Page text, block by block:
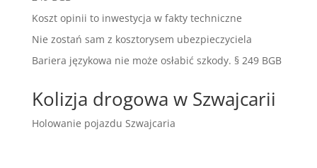
Koszt opinii to inwestycja w fakty techniczne
Nie zostań sam z kosztorysem ubezpieczyciela
Bariera językowa nie może osłabić szkody. § 249 BGB
Kolizja drogowa w Szwajcarii
Holowanie pojazdu Szwajcaria